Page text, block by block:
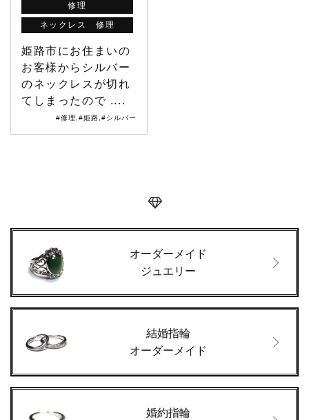
修理
ネックレス 修理
姫路市にお住まいの
お客様からシルバー
のネックレスが切れ
てしまったので ....
#修理 #姫路 #シルバー
オーダーメイド
ジュエリー
結婚指輪
オーダーメイド
婚約指輪